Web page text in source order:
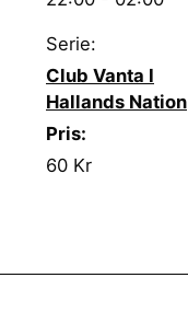
Serie:
Club Vanta I
Hallands Nation
Pris:
60 Kr